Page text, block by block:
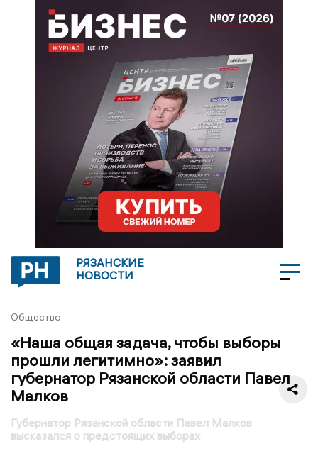
РЯЗАНСКИЕ
НОВОСТИ
Общество
«Наша общая задача, чтобы выборы
прошли легитимно»: заявил
губернатор Рязанской области Павел
Малков
Губернатор Рязанской области Павел Малков
высказался о предстоящих выборах